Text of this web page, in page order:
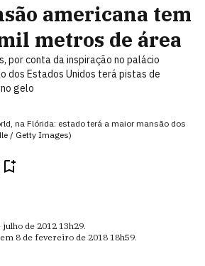
americana tem
metros de área
por conta da inspiração no palácio
dos Estados Unidos terá pistas de
gelo
na Flórida: estado terá a maior mansão dos
/ Getty Images)
julho de 2012 13h29.
8 de fevereiro de 2018 18h59.